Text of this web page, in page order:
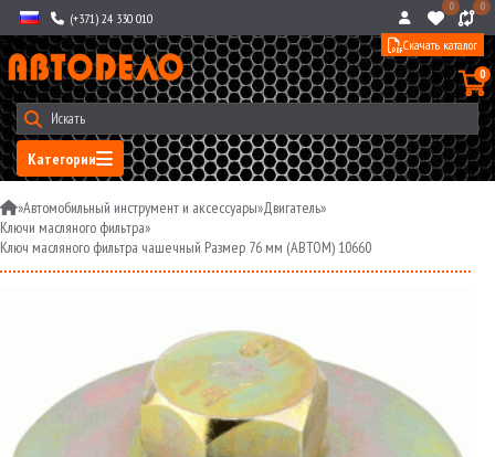
(+371) 24 330 010
0 0
Категории
0
Скачать каталог
»Автомобильный инструмент и аксессуары»Двигатель»
Ключи масляного фильтра»
Ключ масляного фильтра чашечный Размер 76 мм (АВТОМ) 10660